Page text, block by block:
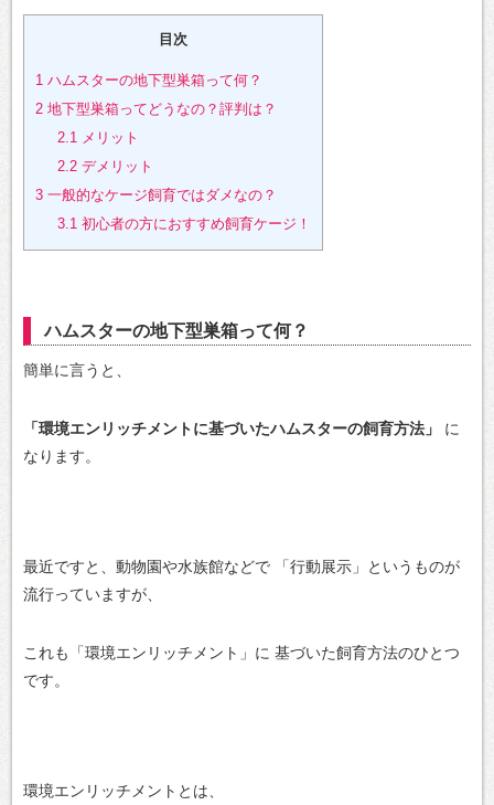
目次
1 ハムスターの地下型巣箱って何？
2 地下型巣箱ってどうなの？評判は？
2.1メリット
2.2デメリット
3 一般的なケージ飼育ではダメなの？
3.1初心者の方におすすめ飼育ケージ！
ハムスターの地下型巣箱って何？
簡単に言うと、
「環境エンリッチメントに基づいたハムスターの飼育方法」
に
なります。
最近ですと、動物園や水族館などで 「行動展示」というものが
流行っていますが、
これも「環境エンリッチメント」に 基づいた飼育方法のひとつ
です。
環境エンリッチメントとは、